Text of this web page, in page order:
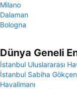
Milano
Dalaman
Bologna
Dünya Geneli
İstanbul Uluslararası
İstanbul Sabiha Gökçen
Havalimanı